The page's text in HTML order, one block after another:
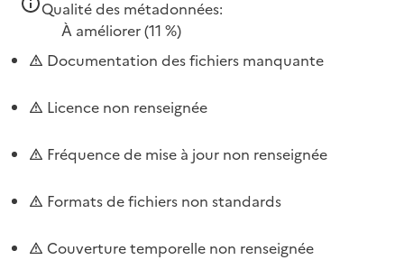
Qualité des métadonnées:
À améliorer(11 %)
Documentation des fichiers manquante
Licence non renseignée
Fréquence de mise à jour non renseignée
Formats de fichiers non standards
Couverture temporelle non renseignée